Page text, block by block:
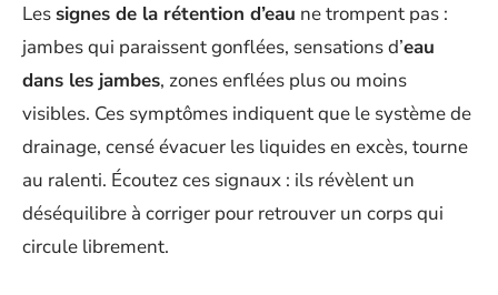
Les signes de la rétention d’eau ne trompent pas :
jambes qui paraissent gonflées, sensations d’eau
dans les jambes, zones enflées plus ou moins
visibles. Ces symptômes indiquent que le système de
drainage, censé évacuer les liquides en excès, tourne
au ralenti. Écoutez ces signaux : ils révèlent un
déséquilibre à corriger pour retrouver un corps qui
circule librement.